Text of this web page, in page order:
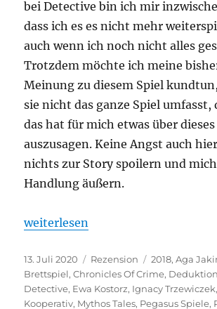
bei Detective bin ich mir
dass ich es es nicht mehr
auch wenn ich noch nicht alles
Trotzdem möchte ich meine
Meinung zu diesem Spiel
sie nicht das ganze Spiel umfasst,
das hat für mich etwas über
auszusagen. Keine Angst auch
nichts zur Story spoilern und
Handlung äußern.
„Detective“
weiterlesen
Veröffentlicht
am
13. Juli 2020 Kategorien
Rezension Schlagwörter
2018,Aga
Brettspiel,Chronicles Of Crime,
Detective, Ewa Kostorz, Ignacy Trzewiczek
Kooperativ, Mythos Tales, Pegasus Spiele,